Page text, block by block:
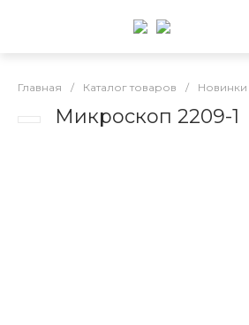
Главная / Каталог товаров / Новинки
Микроскоп 2209-1